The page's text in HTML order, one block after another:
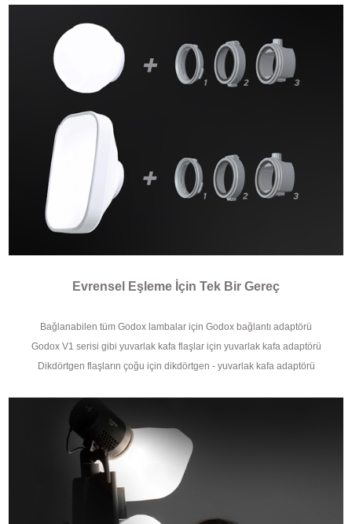
Evrensel Eşleme İçin Tek Bir Gereç
Bağlanabilen tüm Godox lambalar için Godox bağlantı adaptörü
Godox V1 serisi gibi yuvarlak kafa flaşlar için yuvarlak kafa adaptörü
Dikdörtgen flaşların çoğu için dikdörtgen - yuvarlak kafa adaptörü